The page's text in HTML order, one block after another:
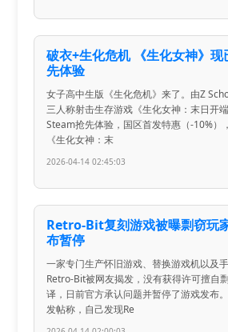
破衣+生化危机 《生化女神》
先体验
女子高中生版《生化危机》来了。由Z
三人称射击生存游戏《生化女神：末日开
Steam抢先体验，国区首发特惠（-10%）
《生化女神：末
2026-04-14 02:45:03
Retro-Bit复刻游戏被曝剽窃玩
布暂停
一家专门生产怀旧游戏、替换游戏机以及
Retro-Bit被网友揭发，没有获得许可擅自
译，日前官方承认问题并暂停了游戏发布
发帖称，自己发现Re